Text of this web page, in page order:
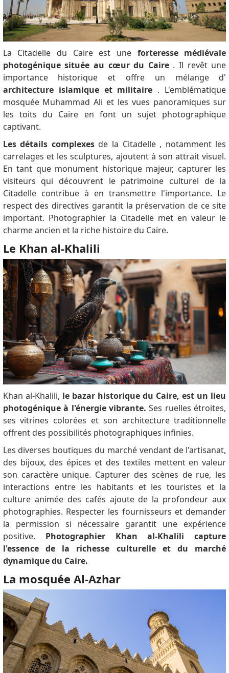
La Citadelle du Caire est une forteresse médiévale
photogénique située au cœur du Caire.Il revêt une
importance historique et offre un mélange d'
architecture islamique et militaire . L'emblématique
mosquée Muhammad Ali et les vues panoramiques sur
les toits du Caire en font un sujet photographique
captivant.
Les détails complexesde la Citadelle , notamment les
carrelages et les sculptures, ajoutent à son attrait visuel.
En tant que monument historique majeur, capturer les
visiteurs qui découvrent le patrimoine culturel de la
Citadelle contribue à en transmettre l'importance. Le
respect des directives garantit la préservation de ce site
important. Photographier la Citadelle met en valeur le
charme ancien et la riche histoire du Caire.
Le Khan al-Khalili
Khan al-Khalili, le bazar historique du Caire, est un lieu
photogénique à l'énergie vibrante.Ses ruelles étroites,
ses vitrines colorées et son architecture traditionnelle
offrent des possibilités photographiques infinies.
Les diverses boutiques du marché vendant de l'artisanat,
des bijoux, des épices et des textiles mettent en valeur
son caractère unique. Capturer des scènes de rue, les
interactions entre les habitants et les touristes et la
culture animée des cafés ajoute de la profondeur aux
photographies. Respecter les fournisseurs et demander
la permission si nécessaire garantit une expérience
positive. Photographier Khan al-Khalili capture
l'essence de la richesse culturelle et du marché
dynamique du Caire.
La mosquée Al-Azhar